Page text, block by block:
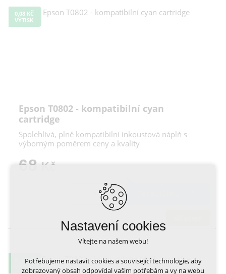
0,08 KČ
VÝTISK
Epson T0802 - kompatibilní cyan
cartridge
Spolehlivá, plně kompatibilní inkoustová náplň s
výborným poměrem ceny a kvality
68 Kč
0,19 KČ
VÝTISK
Nastavení cookies
Vítejte na našem webu!
Potřebujeme nastavit cookies a související technologie, aby
zobrazovaný obsah odpovídal vašim potřebám a vy na webu